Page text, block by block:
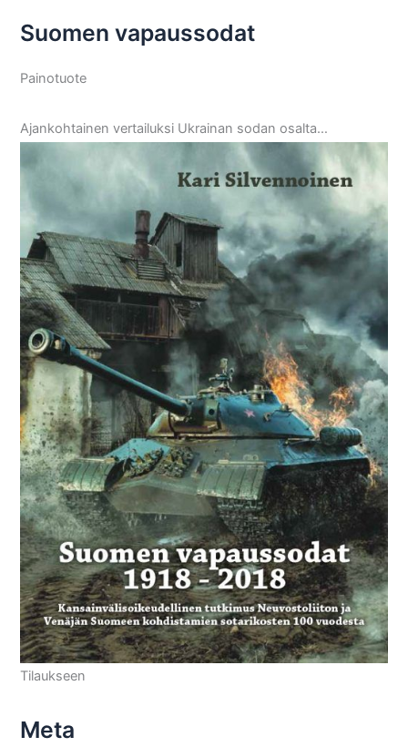
Suomen vapaussodat
Painotuote
Ajankohtainen vertailuksi Ukrainan sodan osalta…
Tilaukseen
Meta